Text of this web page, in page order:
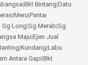
|Bkt Bintang|Dato
|Meru|Pantai
Sg Long|Sg Merab|Sg
Maju|Ejen Jual
|Kundang|Labu
Antara Gapi|Bkt